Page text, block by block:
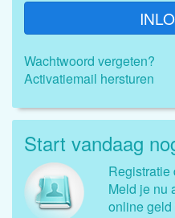
Wachtwoord vergeten?
Activatiemail hersturen
Registratie
Meld je nu
online